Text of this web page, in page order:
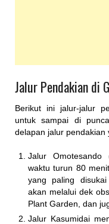
Jalur Pendakian di
Berikut ini jalur-jalur
untuk sampai di
delapan jalur pendakian
Jalur Omotesando
waktu turun 80
yang paling
akan melalui dek
Plant Garden, dan
Jalur Kasumidai